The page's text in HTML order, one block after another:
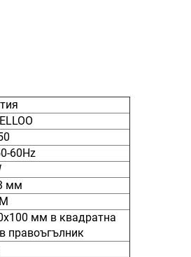
60Hz
мм
мм в квадратна
правоъгълник